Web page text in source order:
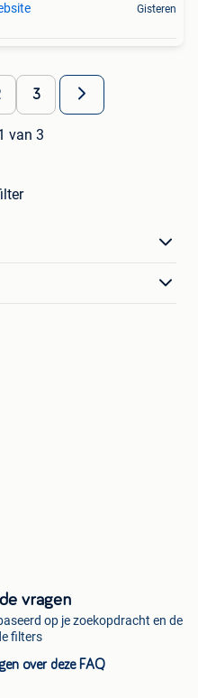
Gisteren
3
van 3
vragen
op je zoekopdracht en de
filters
over deze FAQ